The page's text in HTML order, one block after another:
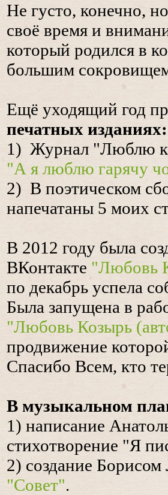
Не густо, конечно,
своё время и
который родился в
большим
Ещё уходящий год
печатных изданиях:
1) Журнал "Люблю
"А я люблю гарячу
2) В поэтическом
напечатаны 5 моих
В 2012 году была
ВКонтакте "Любовь
по декабрь успела
Была запущена в
"Любовь Козырь
продвижение
Спасибо Всем, кто
В музыкальном
1) написание
стихотворение "Я
2) создание Борисом
"Совет".